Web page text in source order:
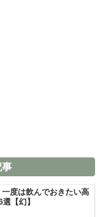
事
一度は飲んでおきたい高
【幻】